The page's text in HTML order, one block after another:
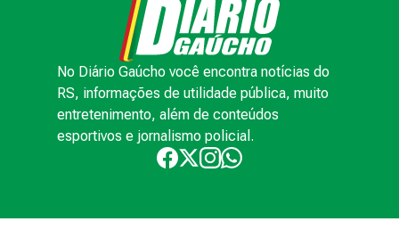
No Diário Gaúcho você encontra notícias do
RS, informações de utilidade pública, muito
entretenimento, além de conteúdos
esportivos e jornalismo policial.